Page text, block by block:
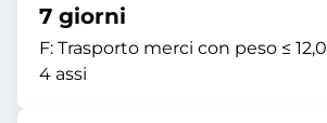
7 giorni
F: Trasporto merci con peso ≤
4 assi